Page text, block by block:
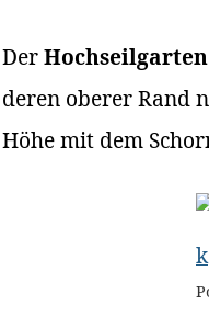
DerHochseilgarten
deren oberer Rand
Höhe mit dem